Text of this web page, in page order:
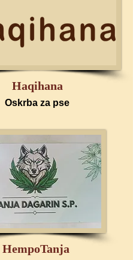
Haqihana
Oskrba za pse
HempoTanja